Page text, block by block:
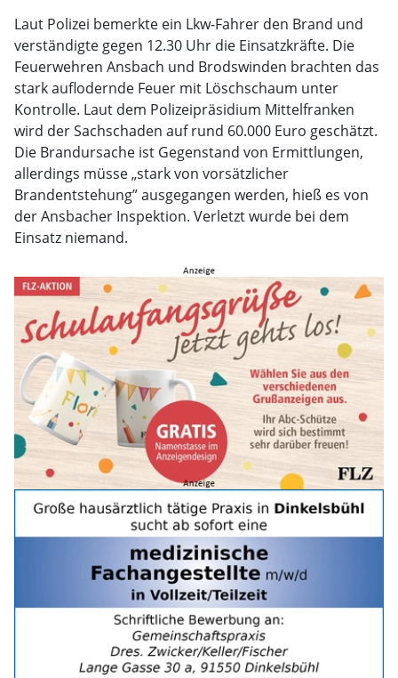
Laut Polizei bemerkte ein Lkw-Fahrer den Brand und
verständigte gegen 12.30 Uhr die Einsatzkräfte. Die
Feuerwehren Ansbach und Brodswinden brachten das
stark auflodernde Feuer mit Löschschaum unter
Kontrolle. Laut dem Polizeipräsidium Mittelfranken
wird der Sachschaden auf rund 60.000 Euro geschätzt.
Die Brandursache ist Gegenstand von Ermittlungen,
allerdings müsse „stark von vorsätzlicher
Brandentstehung” ausgegangen werden, hieß es von
der Ansbacher Inspektion. Verletzt wurde bei dem
Einsatz niemand.